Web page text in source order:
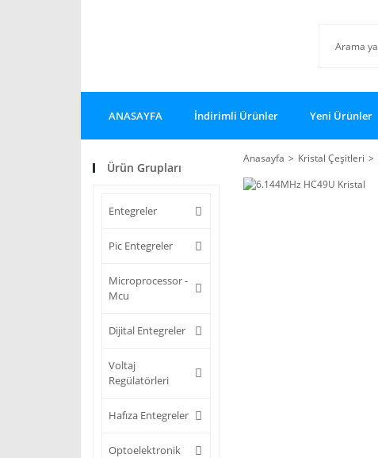
ANASAYFA İndirimli Ürünler Yeni Ürünler
Ürün Grupları
Entegreler
Pic Entegreler
Microprocessor -
Mcu
Dijital Entegreler
Voltaj
Regülatörleri
Hafıza Entegreler
Optoelektronik
Anasayfa Kristal Çeşitleri